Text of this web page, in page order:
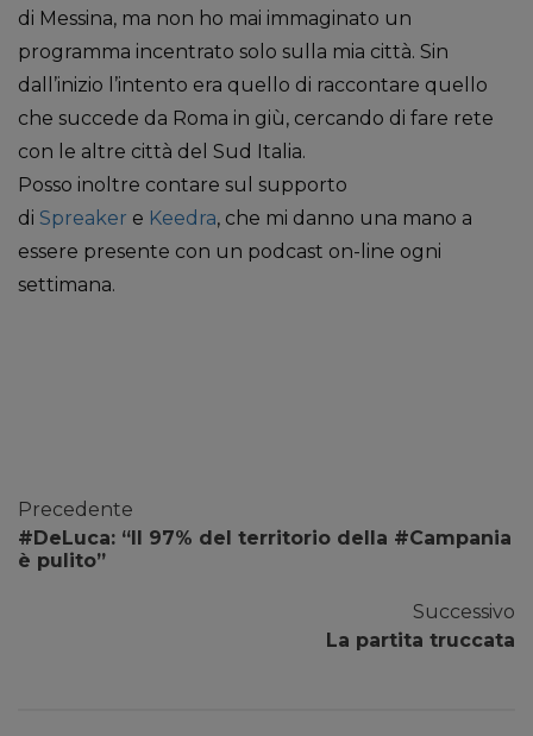
di Messina, ma non ho mai immaginato un
programma incentrato solo sulla mia città. Sin
dall’inizio l’intento era quello di raccontare quello
che succede da Roma in giù, cercando di fare rete
con le altre città del Sud Italia.
Posso inoltre contare sul supporto
di Spreaker e Keedra, che mi danno una mano a
essere presente con un podcast on-line ogni
settimana.
Precedente
#DeLuca: “Il 97% del territorio della #Campania
è pulito”
Successivo
La partita truccata